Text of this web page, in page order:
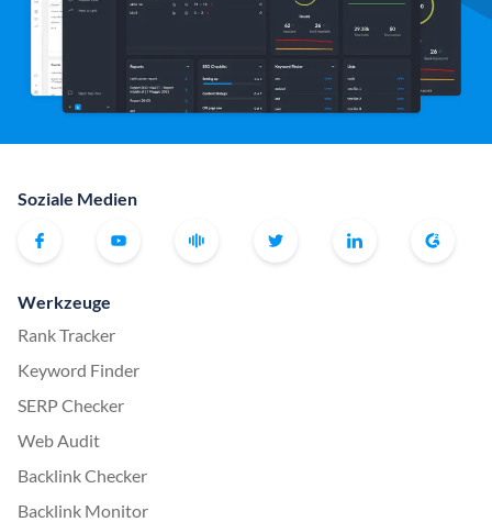
Soziale Medien
Werkzeuge
Rank Tracker
Keyword Finder
SERP Checker
Web Audit
Backlink Checker
Backlink Monitor